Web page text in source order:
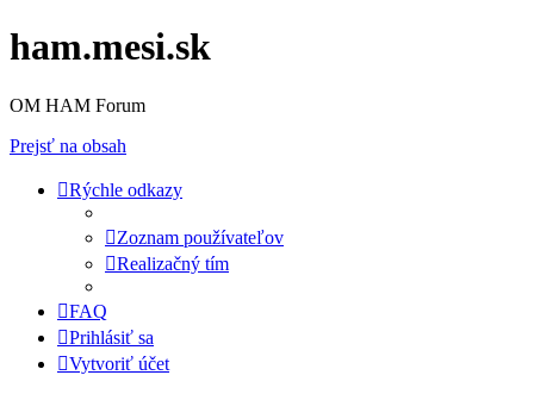
ham.mesi.sk
OM HAM Forum
Prejsť na obsah
Rýchle odkazy
Zoznam používateľov
Realizačný tím
FAQ
Prihlásiť sa
Vytvoriť účet